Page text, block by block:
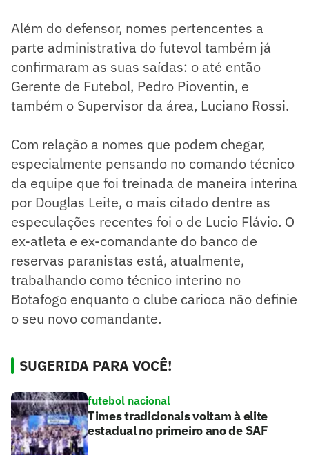
Além do defensor, nomes pertencentes a
parte administrativa do futevol também já
confirmaram as suas saídas: o até então
Gerente de Futebol, Pedro Pioventin, e
também o Supervisor da área, Luciano Rossi.
Com relação a nomes que podem chegar,
especialmente pensando no comando técnico
da equipe que foi treinada de maneira interina
por Douglas Leite, o mais citado dentre as
especulações recentes foi o de Lucio Flávio. O
ex-atleta e ex-comandante do banco de
reservas paranistas está, atualmente,
trabalhando como técnico interino no
Botafogo enquanto o clube carioca não definie
o seu novo comandante.
SUGERIDA PARA VOCÊ!
futebol nacional
Times tradicionais voltam à elite
estadual no primeiro ano de SAF